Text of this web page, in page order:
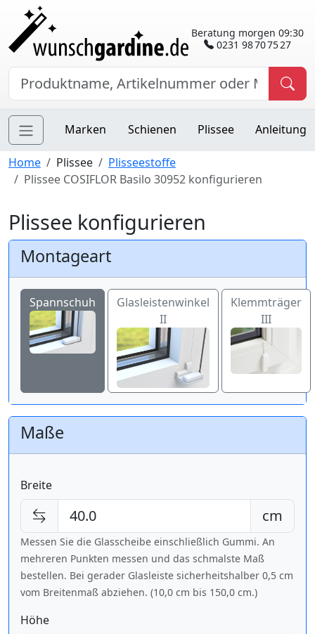
Beratung morgen 09:30
0231 98 70 75 27
Marken Schienen Plissee Anleitung
Home Plissee
Plisseestoffe
Plissee COSIFLOR Basilo 30952 konfigurieren
Plissee konfigurieren
Montageart
Spannschuh
Glasleistenwinkel
II
Klemmträger
III
Maße
Breite
cm
Messen Sie die Glasscheibe einschließlich Gummi. An
mehreren Punkten messen und das schmalste Maß
bestellen. Bei gerader Glasleiste sicherheitshalber 0,5 cm
vom Breitenmaß abziehen. (10,0 cm bis 150,0 cm.)
Höhe